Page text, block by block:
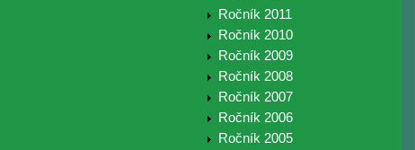
Ročník 2011
Ročník 2010
Ročník 2009
Ročník 2008
Ročník 2007
Ročník 2006
Ročník 2005